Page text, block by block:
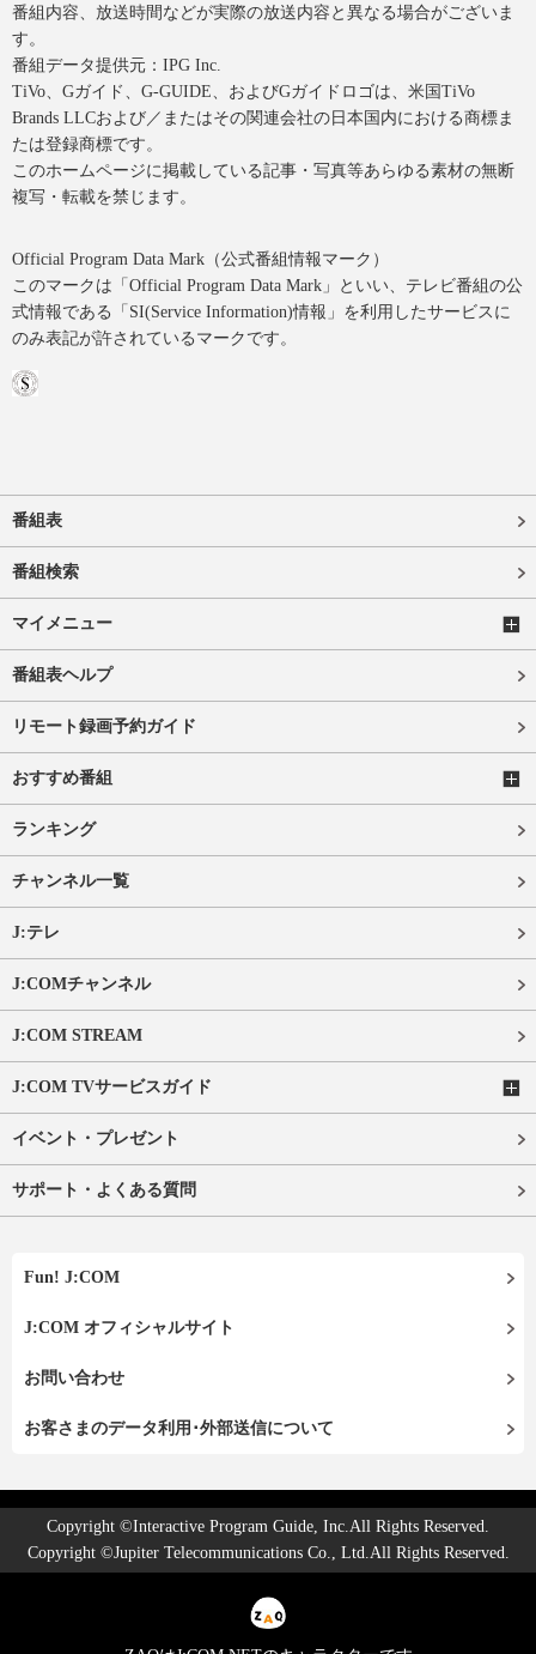
番組内容、放送時間などが実際の放送内容と異なる場合がございま
す。
番組データ提供元：IPG Inc.
TiVo、Gガイド、G-GUIDE、およびGガイドロゴは、米国TiVo
Brands LLCおよび／またはその関連会社の日本国内における商標ま
たは登録商標です。
このホームページに掲載している記事・写真等あらゆる素材の無断
複写・転載を禁じます。
Official Program Data Mark（公式番組情報マーク）
このマークは「Official Program Data Mark」といい、テレビ番組の公
式情報である「SI(Service Information)情報」を利用したサービスに
のみ表記が許されているマークです。
番組表
番組検索
マイメニュー
番組表ヘルプ
リモート録画予約ガイド
おすすめ番組
ランキング
チャンネル一覧
J:テレ
J:COMチャンネル
J:COM STREAM
J:COM TVサービスガイド
イベント・プレゼント
サポート・よくある質問
Fun! J:COM
J:COM オフィシャルサイト
お問い合わせ
お客さまのデータ利用･外部送信について
Copyright ©Interactive Program Guide, Inc.All Rights Reserved.
Copyright ©Jupiter Telecommunications Co., Ltd.All Rights Reserved.